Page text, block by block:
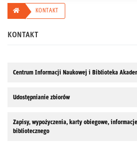
GłównaKONTAKT
KONTAKT
Centrum Informacji Naukowej i Biblioteka
Udostępnianie zbiorów
Zapisy, wypożyczenia, karty obiegowe,
bibliotecznego